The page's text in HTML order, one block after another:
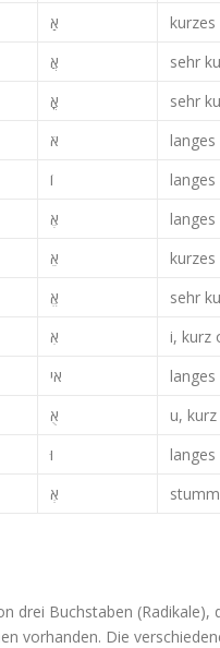
אַ
kurzes
אֲ
sehr
אֳ
sehr
אֹ
langes
langes
langes
kurzes
sehr
אִ
i, kurz
אי
langes
u,
langes
אְ
drei Buchstaben (Radikale),
vorhanden. Die